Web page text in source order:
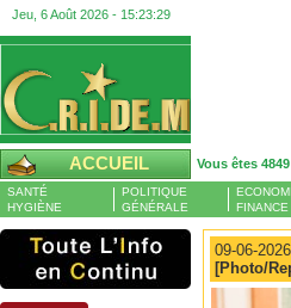
Jeu, 6 Août 2026 - 15:23:30
ACCUEIL Vous êtes
SANTÉ
HYGIÈNE
POLITIQUE
GÉNÉRALE
FINANCE
09-06-
[Photo/